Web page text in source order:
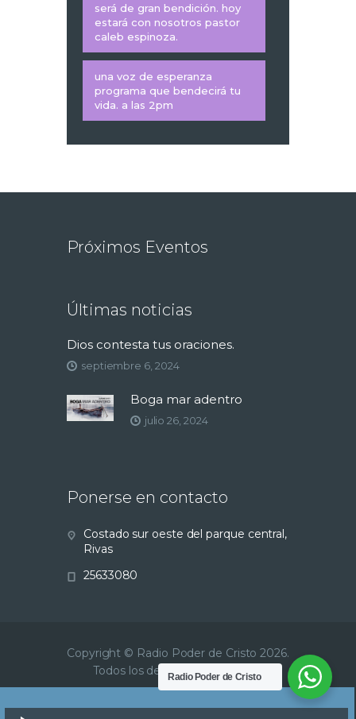
será de gran bendición. hoy
estará con nosotros pastor
caleb espinoza.
una voz de esperanza
programa que bendecirá tu
vida. a las 2pm
Próximos Eventos
Últimas noticias
Dios contesta tus oraciones.
septiembre 6, 2024
Boga mar adentro
julio 26, 2024
Ponerse en contacto
Costado sur oeste del parque central,
Rivas
25633080
Copyright © Radio Poder de Cristo 2026.
Todos los derechos reservados.
Reproductor
Radio Poder de Cristo